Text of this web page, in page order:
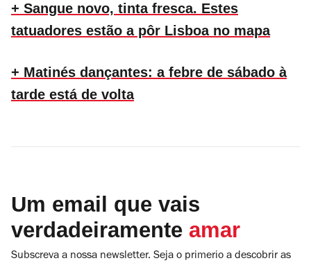
+ Sangue novo, tinta fresca. Estes
tatuadores estão a pôr Lisboa no mapa
+ Matinés dançantes: a febre de sábado à
tarde está de volta
Um email que vais
verdadeiramente amar
Subscreva a nossa newsletter. Seja o primerio a descobrir as